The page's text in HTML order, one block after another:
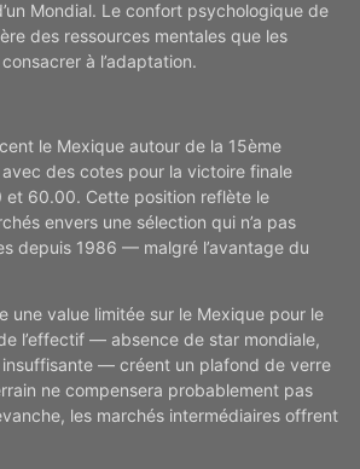
Mondial. Le confort psychologique de
des ressources mentales que les
à l’adaptation.
le Mexique autour de la 15ème
des cotes pour la victoire finale
et 60.00. Cette position reflète le
envers une sélection qui n’a pas
depuis 1986 — malgré l’avantage du
une value limitée sur le Mexique pour le
l’effectif — absence de star mondiale,
— créent un plafond de verre
ne compensera probablement pas
les marchés intermédiaires offrent